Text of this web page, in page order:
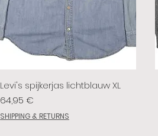
Levi's spijkerjas lichtblauw XL
Prix
64,95 €
SHIPPING & RETURNS